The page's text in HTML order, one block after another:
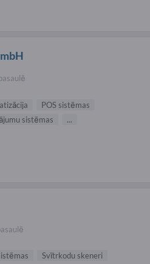
POS sistēmas
sistēmas ...
Svītrkodu skeneri